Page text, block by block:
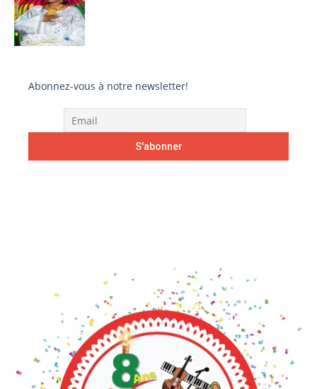
Abonnez-vous à notre newsletter!